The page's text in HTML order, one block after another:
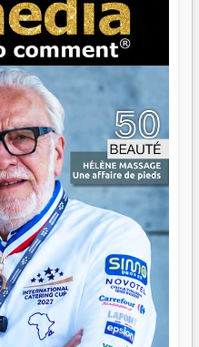
essentielle. La fougue, ça
vite. Une flamme sans
peut consumer. C'est
— pas pour reprendre le
sont les récifs. Les jeunes
comme on dit. Ce
— c'est une question
mais aussi vos échecs.
ils enseignent mieux que
la barque avance.
le monde rame dans le